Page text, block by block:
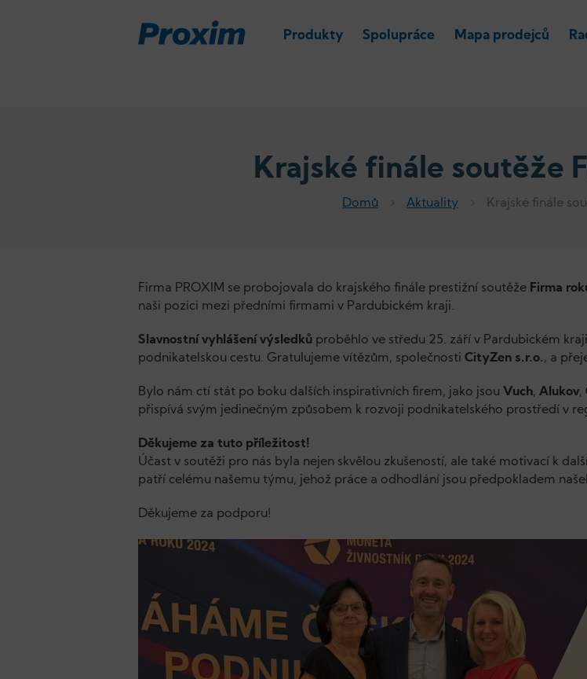
Produkty Spolupráce Mapa prodejců
Krajské finále soutěže
Domů Aktuality Krajské finále
Firma PROXIM se probojovala do krajského finále prestižní soutěže Firma
naši pozici mezi předními firmami v Pardubickém kraji.
Slavnostní vyhlášení výsledků proběhlo ve středu 25. září v Pardubickém
podnikatelskou cestu. Gratulujeme vítězům, společnosti CityZen s.r.o., a
Bylo nám ctí stát po boku dalších inspirativních firem, jako jsou Vuch, Alukov,
přispívá svým jedinečným způsobem k rozvoji podnikatelského prostředí v
Děkujeme za tuto příležitost!
Účast v soutěži pro nás byla nejen skvělou zkušeností, ale také motivací k
patří celému našemu týmu, jehož práce a odhodlání jsou předpokladem
Děkujeme za podporu!